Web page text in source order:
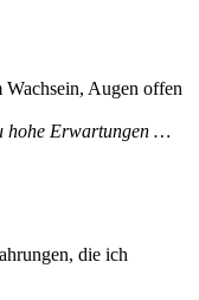
Wachsein, Augen offen
hohe Erwartungen …
die ich